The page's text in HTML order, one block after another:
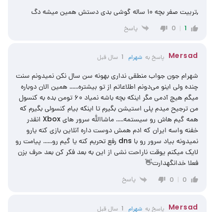
,تربیت صفر بچه ۱۰ ساله گوشی بدی دستش همین میشه دگ
1
0 پاسخ
Mersad پاسخ بهشهرام 1 سال قبل
شهرام جون جواب منطقی نداری بهونه سن سال نکن نمیدونم سنت
چنده ولی اینو می‌دونم اطلاعاتم از تو بیشتره…… همین الان دوباره
میگم هیچ آدمی مگر اینکه بچه باشه نمیاد ۶۰ تومن بده به کنسول
من ترجیح میدم پلی استیشن بگیرم تا اینکه بیام کنسولی بگیرم که
همه گیم هاش رو سیستمه….. ماشاالله سرور های Xbox انقدر
خفنه واسه ایران که ادم همش دوست داره آنلاین بازی کنه یارو
نمیدونه بیاد سرور رو با dns رفع تحریم کنه یا گیم رو…… پیامت رو
لایک میکنم یوقت ناراحت نشی از این به بعد فکر کن بعد حرف بزن
فعلا خدانگهدارت👋
0
0 پاسخ
Mersad پاسخ بهشهرام 1 سال قبل